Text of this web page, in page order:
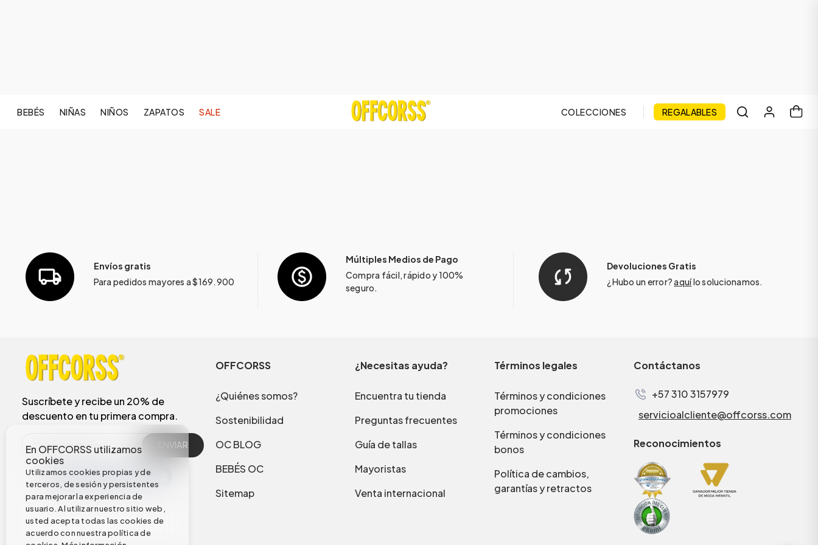
BEBÉS NIÑAS NIÑOS ZAPATOS SALE COLECCIONES REGALABLES
En OFFCORSS utilizamos
cookies
Utilizamos cookies propias y de
terceros, de sesión y persistentes
para mejorar la experiencia de
usuario. Al utilizar nuestro sitio web,
usted acepta todas las cookies de
acuerdo con nuestra política de
Envíos gratis
Para pedidos mayores a $169.900
Múltiples Medios de Pago
Compra fácil, rápido y 100%
seguro.
Devoluciones Gratis
¿Hubo un error?aquílo solucionamos.
Suscríbete y recibe un 20% de
descuento en tu primera compra.
ENVIAR
OFFCORSS
¿Quiénes somos?
Sostenibilidad
OC BLOG
BEBÉS OC
Sitemap
¿Necesitas ayuda?
Encuentra tu tienda
Preguntas frecuentes
Guía de tallas
Mayoristas
Venta internacional
Términos legales
Términos y condiciones
promociones
Términos y condiciones
bonos
Política de cambios,
garantías y retractos
Contáctanos
+57 310 3157979
servicioalcliente@offcorss.com
Reconocimientos